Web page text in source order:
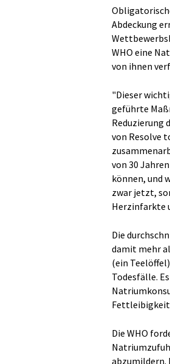
Abdeckung
WHO eine
von ihnen
"Dieser
geführte
Reduzierung
von Resolve
von 30
können, und
zwar jetzt,
Herzinfarkte
Die
damit mehr
(ein
Todesfälle.
Die WHO
abzumildern.